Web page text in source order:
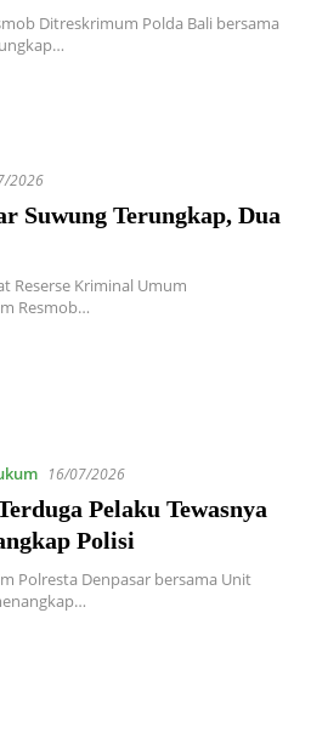
Ditreskrimum Polda Bali bersama
2026
Suwung Terungkap, Dua
Reserse Kriminal Umum
Resmob…
16/07/2026
Pelaku Tewasnya
Polisi
Polresta Denpasar bersama Unit